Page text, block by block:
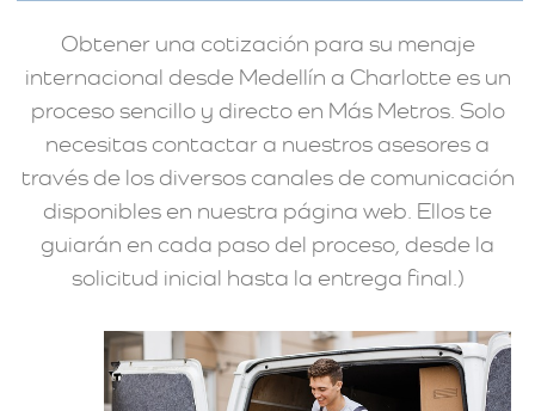
Obtener una cotización para su menaje
internacional desde Medellín a Charlotte es un
proceso sencillo y directo en Más Metros. Solo
necesitas contactar a nuestros asesores a
través de los diversos canales de comunicación
disponibles en nuestra página web. Ellos te
guiarán en cada paso del proceso, desde la
solicitud inicial hasta la entrega final.)